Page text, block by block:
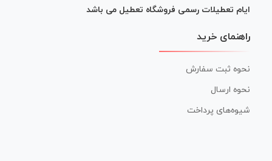
ایام تعطیلات رسمی فروشگاه تعطیل می باشد
راهنمای خرید
نحوه ثبت سفارش
نحوه ارسال
شیوه‌های پرداخت